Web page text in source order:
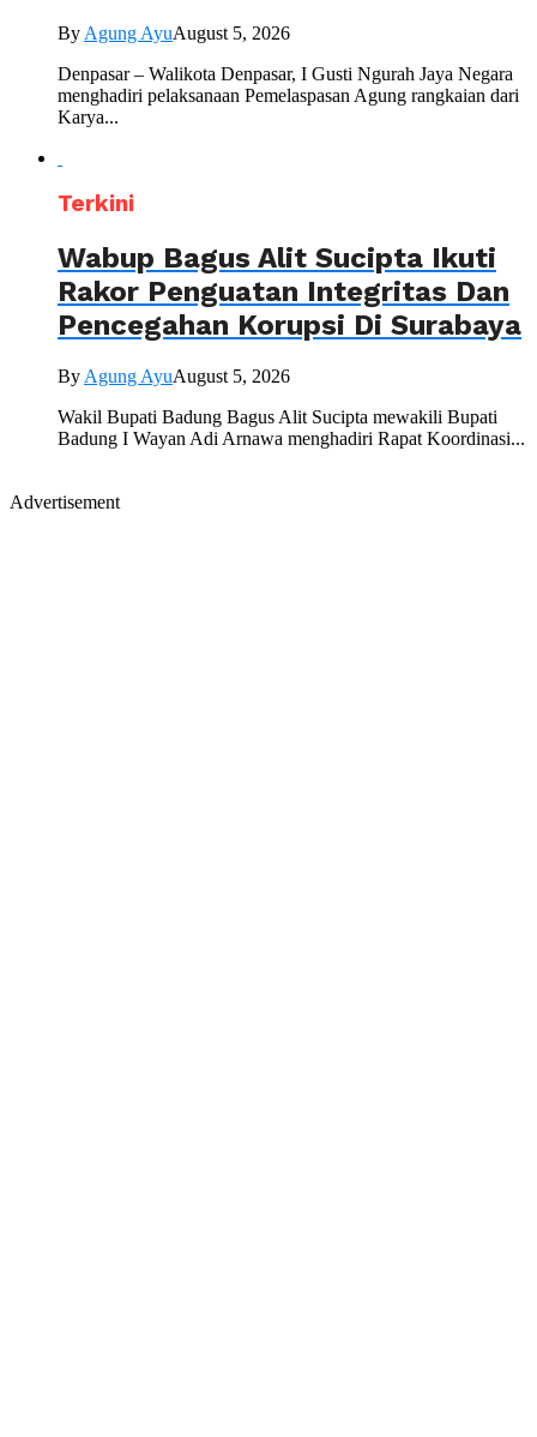
By Agung AyuAugust 5, 2026
Denpasar – Walikota Denpasar, I Gusti Ngurah Jaya Negara
menghadiri pelaksanaan Pemelaspasan Agung rangkaian dari
Karya...
Terkini
Wabup Bagus Alit Sucipta Ikuti
Rakor Penguatan Integritas Dan
Pencegahan Korupsi Di Surabaya
By Agung AyuAugust 5, 2026
Wakil Bupati Badung Bagus Alit Sucipta mewakili Bupati
Badung I Wayan Adi Arnawa menghadiri Rapat Koordinasi...
Advertisement